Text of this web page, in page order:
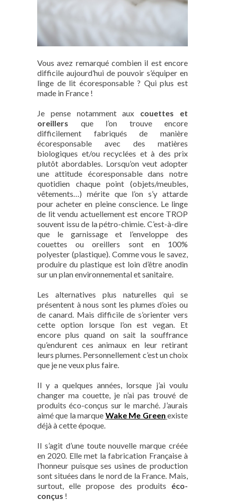
Vous avez remarqué combien il est encore
difficile aujourd’hui de pouvoir s’équiper en
linge de lit écoresponsable ? Qui plus est
made in France !
Je pense notamment aux couettes et
oreillers que l’on trouve encore
difficilement fabriqués de manière
écoresponsable avec des matières
biologiques et/ou recyclées et à des prix
plutôt abordables. Lorsqu’on veut adopter
une attitude écoresponsable dans notre
quotidien chaque point (objets/meubles,
vêtements…) mérite que l’on s’y attarde
pour acheter en pleine conscience. Le linge
de lit vendu actuellement est encore TROP
souvent issu de la pétro-chimie. C’est-à-dire
que le garnissage et l’enveloppe des
couettes ou oreillers sont en 100%
polyester (plastique). Comme vous le savez,
produire du plastique est loin d’être anodin
sur un plan environnemental et sanitaire.
Les alternatives plus naturelles qui se
présentent à nous sont les plumes d’oies ou
de canard. Mais difficile de s’orienter vers
cette option lorsque l’on est vegan. Et
encore plus quand on sait la souffrance
qu’endurent ces animaux en leur retirant
leurs plumes. Personnellement c’est un choix
que je ne veux plus faire.
Il y a quelques années, lorsque j’ai voulu
changer ma couette, je n’ai pas trouvé de
produits éco-conçus sur le marché. J’aurais
aimé que la marque Wake Me Green existe
déjà à cette époque.
Il s’agit d’une toute nouvelle marque créée
en 2020. Elle met la fabrication Française à
l’honneur puisque ses usines de production
sont situées dans le nord de la France. Mais,
surtout, elle propose des produits éco-
conçus !